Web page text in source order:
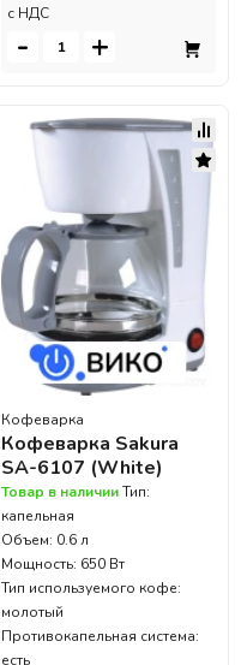
c НДС
- +
Кофеварка
Кофеварка Sakura
SA-6107 (White)
Товар в наличииТип:
капельная
Объем: 0.6 л
Мощность: 650 Вт
Тип используемого кофе:
молотый
Противокапельная система:
есть